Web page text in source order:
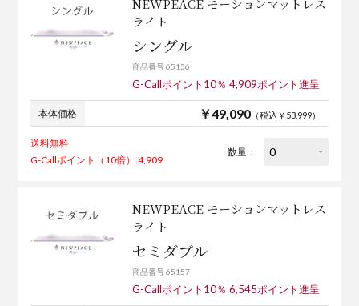
NEWPEACE モーションマットレス
ライト
シングル
商品番号 65156
G-Callポイント10％ 4,909ポイント進呈
本体価格 ￥49,090（税込￥53,999）
送料無料
G-Callポイント（10倍）:4,909
数量：
NEWPEACE モーションマットレス
ライト
セミダブル
商品番号 65157
G-Callポイント10％ 6,545ポイント進呈